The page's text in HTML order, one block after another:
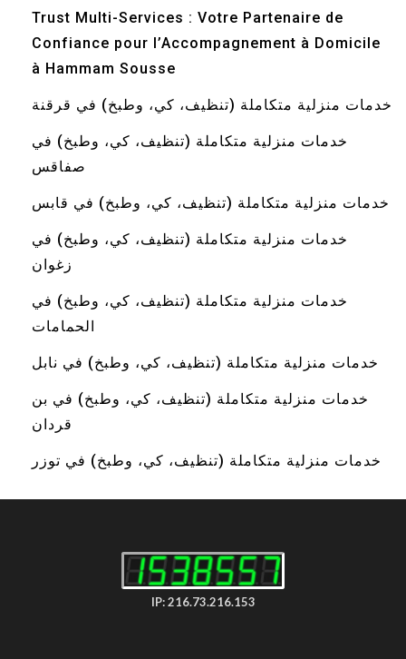
Trust Multi-Services : Votre Partenaire de
Confiance pour l’Accompagnement à Domicile
à Hammam Sousse
خدمات منزلية متكاملة (تنظيف، كي، وطبخ) في قرقنة
خدمات منزلية متكاملة (تنظيف، كي، وطبخ) في
صفاقس
خدمات منزلية متكاملة (تنظيف، كي، وطبخ) في قابس
خدمات منزلية متكاملة (تنظيف، كي، وطبخ) في
زغوان
خدمات منزلية متكاملة (تنظيف، كي، وطبخ) في
الحمامات
خدمات منزلية متكاملة (تنظيف، كي، وطبخ) في نابل
خدمات منزلية متكاملة (تنظيف، كي، وطبخ) في بن
قردان
خدمات منزلية متكاملة (تنظيف، كي، وطبخ) في توزر
IP: 216.73.216.153